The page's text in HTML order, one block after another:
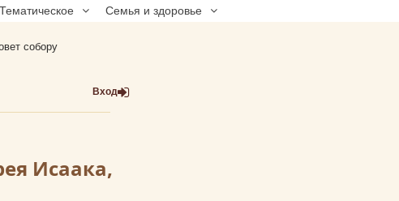
Тематическое Семья и здоровье
собору
Вход
Исаака,